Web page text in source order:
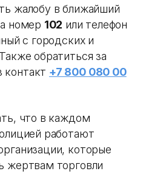
жалобу в ближайший
номер 102 или телефон
с городских и
обратиться за
+7 800 080 00
что в каждом
работают
которые
жертвам торговли